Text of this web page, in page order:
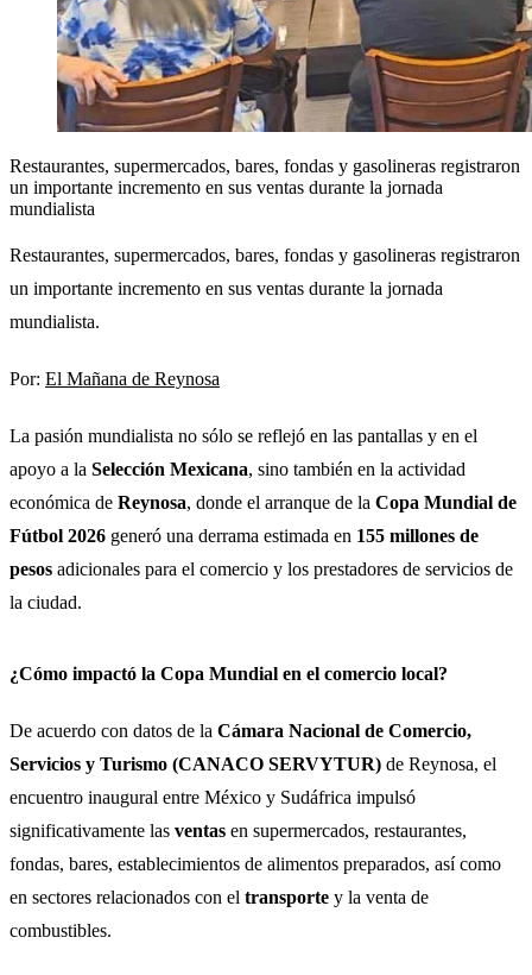
Restaurantes, supermercados, bares, fondas y gasolineras registraron
un importante incremento en sus ventas durante la jornada
mundialista
Restaurantes, supermercados, bares, fondas y gasolineras registraron
un importante incremento en sus ventas durante la jornada
mundialista.
Por: El Mañana de Reynosa
La pasión mundialista no sólo se reflejó en las pantallas y en el
apoyo a la Selección Mexicana, sino también en la actividad
económica de Reynosa, donde el arranque de la Copa Mundial de
Fútbol 2026 generó una derrama estimada en 155 millones de
pesos adicionales para el comercio y los prestadores de servicios de
la ciudad.
¿Cómo impactó la Copa Mundial en el comercio local?
De acuerdo con datos de la Cámara Nacional de Comercio,
Servicios y Turismo (CANACO SERVYTUR) de Reynosa, el
encuentro inaugural entre México y Sudáfrica impulsó
significativamente las ventas en supermercados, restaurantes,
fondas, bares, establecimientos de alimentos preparados, así como
en sectores relacionados con el transporte y la venta de
combustibles.